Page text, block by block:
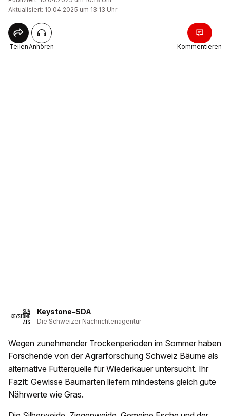
Aktualisiert: 10.04.2025 um 13:13 Uhr
TeilenAnhören Kommentieren
Keystone-SDA
Die Schweizer Nachrichtenagentur
Wegen zunehmender Trockenperioden im Sommer haben
Forschende von der Agrarforschung Schweiz Bäume als
alternative Futterquelle für Wiederkäuer untersucht. Ihr
Fazit: Gewisse Baumarten liefern mindestens gleich gute
Nährwerte wie Gras.